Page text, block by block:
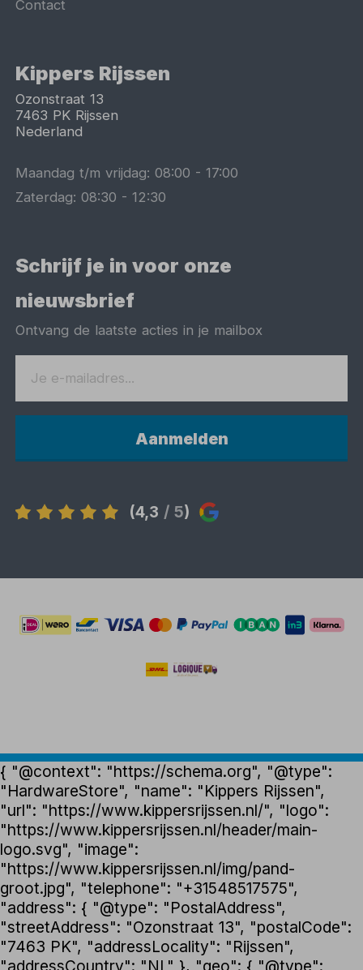
Contact
Kippers Rijssen
Ozonstraat 13
7463 PK Rijssen
Nederland
Maandag t/m vrijdag:08:00 -17:00
Zaterdag:08:30 -12:30
Schrijf je in voor onze
nieuwsbrief
Ontvang de laatste acties in je mailbox
Aanmelden
(4,3 / 5)
{ "@context": "https://schema.org", "@type":
"HardwareStore", "name": "Kippers Rijssen",
"url": "https://www.kippersrijssen.nl/", "logo":
"https://www.kippersrijssen.nl/header/main-
logo.svg", "image":
"https://www.kippersrijssen.nl/img/pand-
groot.jpg", "telephone": "+31548517575",
"address": { "@type": "PostalAddress",
"streetAddress": "Ozonstraat 13", "postalCode":
"7463 PK", "addressLocality": "Rijssen",
"addressCountry": "NL" }, "geo": { "@type":